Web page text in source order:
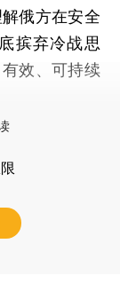
俄方在安全
摈弃冷战思
效、可持续